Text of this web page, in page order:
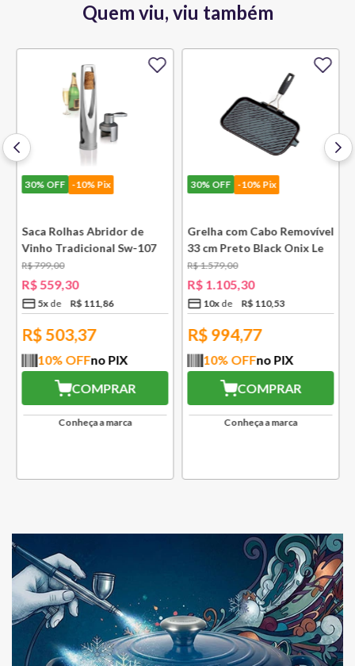
Quem viu, viu também
30% OFF -10% Pix
Saca Rolhas Abridor de
Vinho Tradicional Sw-107
Ply Le Creuset
R$799,00
R$559,30
5x R$111,86
R$503,37
10% OFFno PIX
COMPRAR
Conheça a marca
30% OFF -10% Pix
Grelha com Cabo Removível
33 cm Preto Black Onix Le
Creuset
R$1.579,00
R$ 1.105,30
10x R$110,53
R$ 994,77
10% OFFno PIX
COMPRAR
Conheça a marca